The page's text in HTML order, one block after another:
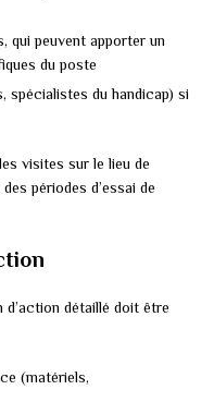
qui peuvent apporter un
du poste
spécialistes du handicap) si
visites sur le lieu de
périodes d’essai de
d’action détaillé doit être
(matériels,